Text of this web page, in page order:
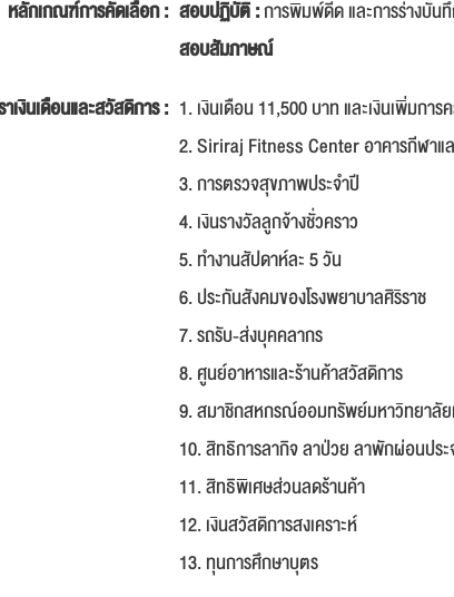
หลักเกณฑ์การคัดเลือก : สอบปฏิบัติ :การพิมพ์ดีด และการร่างบัน
สอบสัมภาษณ์
เงินเดือนและสวัสดิการ : 1. เงินเดือน 11,500 บาท และเงินเพิ่มกา
2. Siriraj Fitness Center อาคารกีฬาแ
3. การตรวจสุขภาพประจำปี
4. เงินรางวัลลูกจ้างชั่วคราว
5. ทำงานสัปดาห์ละ 5 วัน
6. ประกันสังคมของโรงพยาบาลศิริราช
7. รถรับ-ส่งบุคคลากร
8. ศูนย์อาหารและร้านค้าสวัสดิการ
9. สมาชิกสหกรณ์ออมทรัพย์มหาวิทยาลั
10. สิทธิการลากิจ ลาป่วย ลาพักผ่อนป
11. สิทธิพิเศษส่วนลดร้านค้า
12. เงินสวัสดิการสงเคราะห์
13. ทุนการศึกษาบุตร